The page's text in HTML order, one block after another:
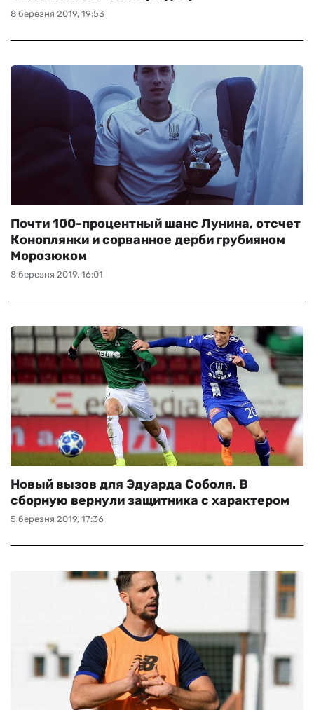
8 березня 2019, 19:53
8 березня 2019, 16:01
Почти 100-процентный шанс Лунина, отсчет
Коноплянки и сорванное дерби грубияном
Морозюком
5 березня 2019, 17:36
Новый вызов для Эдуарда Соболя. В
сборную вернули защитника с характером